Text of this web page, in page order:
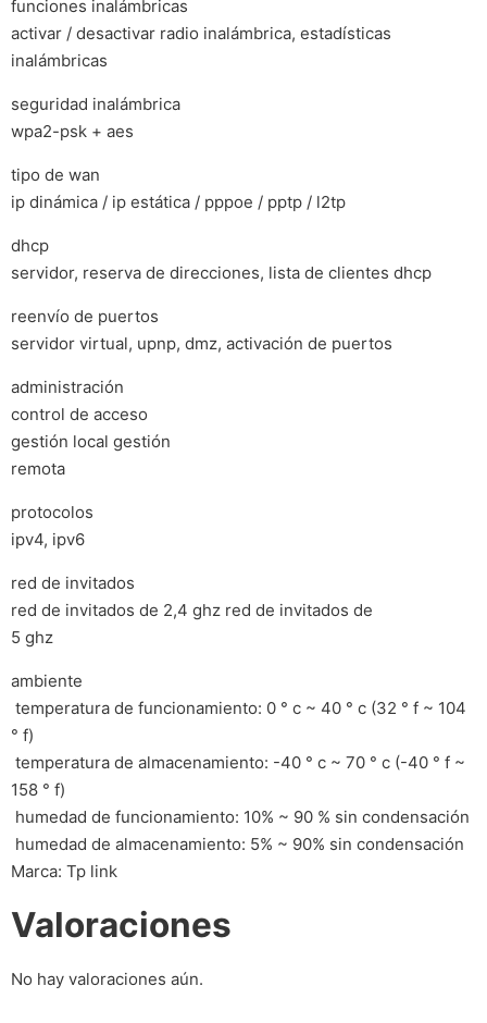
funciones inalámbricas
activar / desactivar radio inalámbrica, estadísticas
inalámbricas
seguridad inalámbrica
wpa2-psk + aes
tipo de wan
ip dinámica / ip estática / pppoe / pptp / l2tp
dhcp
servidor, reserva de direcciones, lista de clientes dhcp
reenvío de puertos
servidor virtual, upnp, dmz, activación de puertos
administración
control de acceso
gestión local gestión
remota
protocolos
ipv4, ipv6
red de invitados
red de invitados de 2,4 ghz red de invitados de
5 ghz
ambiente
 temperatura de funcionamiento: 0 ° c ~ 40 ° c (32 ° f ~ 104
° f)
 temperatura de almacenamiento: -40 ° c ~ 70 ° c (-40 ° f ~
158 ° f)
 humedad de funcionamiento: 10% ~ 90 % sin condensación
 humedad de almacenamiento: 5% ~ 90% sin condensación
Marca: Tp link
Valoraciones
No hay valoraciones aún.